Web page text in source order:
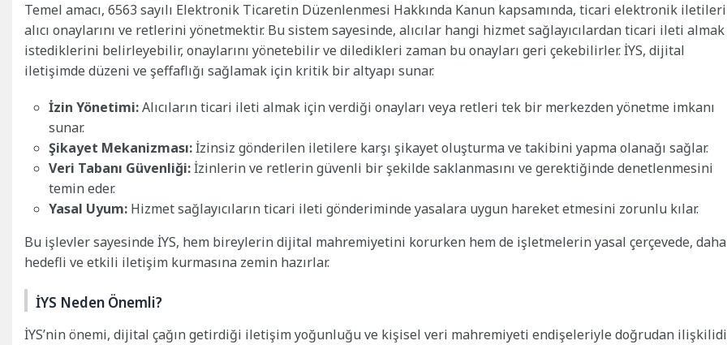
Temel amacı, 6563 sayılı Elektronik Ticaretin Düzenlenmesi Hakkında Kanun kapsamında, ticari elektronik
alıcı onaylarını ve retlerini yönetmektir. Bu sistem sayesinde, alıcılar hangi hizmet sağlayıcılardan ticari ileti almak
istediklerini belirleyebilir, onaylarını yönetebilir ve diledikleri zaman bu onayları geri çekebilirler. İYS, dijital
iletişimde düzeni ve şeffaflığı sağlamak için kritik bir altyapı sunar.
İzin Yönetimi:Alıcıların ticari ileti almak için verdiği onayları veya retleri tek bir merkezden yönetme imkanı
sunar.
Şikayet Mekanizması:İzinsiz gönderilen iletilere karşı şikayet oluşturma ve takibini yapma olanağı sağlar.
Veri Tabanı Güvenliği:İzinlerin ve retlerin güvenli bir şekilde saklanmasını ve gerektiğinde denetlenmesini
temin eder.
Yasal Uyum: Hizmet sağlayıcıların ticari ileti gönderiminde yasalara uygun hareket etmesini zorunlu kılar.
Bu işlevler sayesinde İYS, hem bireylerin dijital mahremiyetini korurken hem de işletmelerin yasal çerçevede, daha
hedefli ve etkili iletişim kurmasına zemin hazırlar.
İYS Neden Önemli?
İYS’nin önemi, dijital çağın getirdiği iletişim yoğunluğu ve kişisel veri mahremiyeti endişeleriyle doğrudan